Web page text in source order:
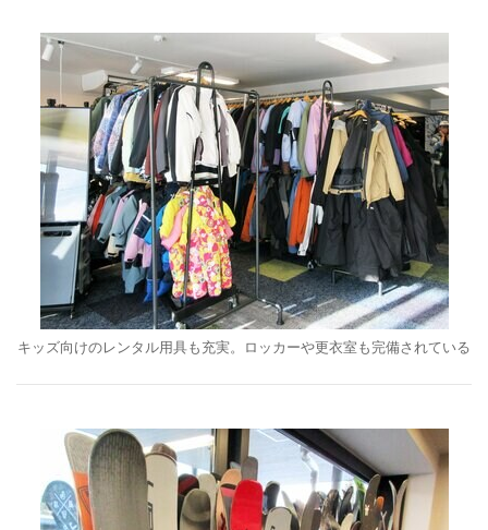
キッズ向けのレンタル用具も充実。ロッカーや更衣室も完備されている